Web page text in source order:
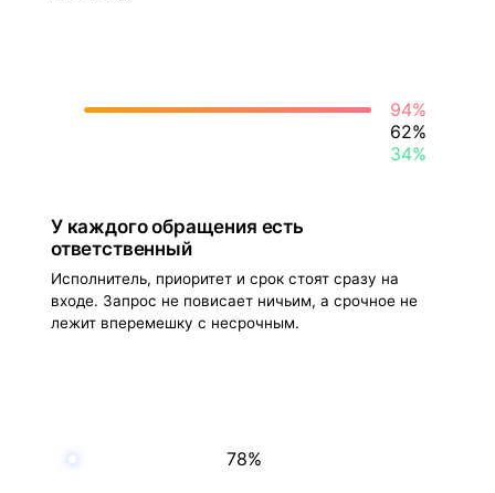
94%
62%
34%
У каждого обращения есть
ответственный
Исполнитель, приоритет и срок стоят сразу на
входе. Запрос не повисает ничьим, а срочное не
лежит вперемешку с несрочным.
78%